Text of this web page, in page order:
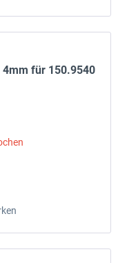
4mm für 150.9540